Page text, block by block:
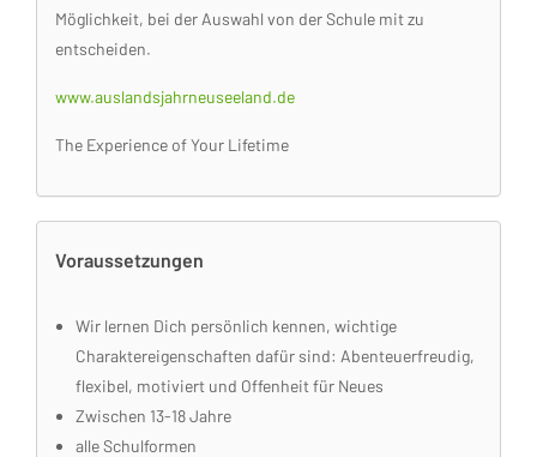
Möglichkeit, bei der Auswahl von der Schule mit zu
entscheiden.
www.auslandsjahrneuseeland.de
The Experience of Your Lifetime
Voraussetzungen
Wir lernen Dich persönlich kennen, wichtige
Charaktereigenschaften dafür sind: Abenteuerfreudig,
flexibel, motiviert und Offenheit für Neues
Zwischen 13-18 Jahre
alle Schulformen